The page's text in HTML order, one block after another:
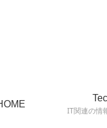
IT関連の情